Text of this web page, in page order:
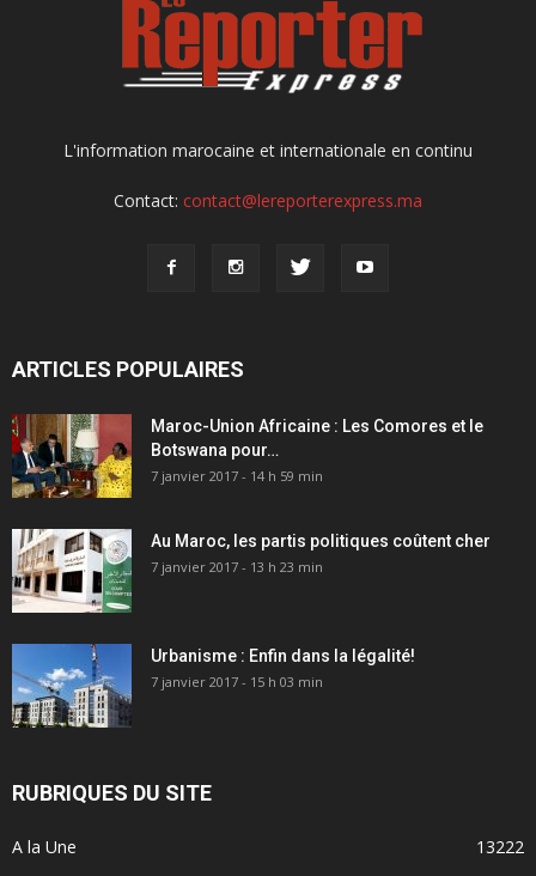
L'information marocaine et internationale en continu
Contact: contact@lereporterexpress.ma
ARTICLES POPULAIRES
Maroc-Union Africaine : Les Comores et le
Botswana pour…
7 janvier 2017 - 14 h 59 min
Au Maroc, les partis politiques coûtent cher
7 janvier 2017 - 13 h 23 min
Urbanisme : Enfin dans la légalité!
7 janvier 2017 - 15 h 03 min
RUBRIQUES DU SITE
A la Une
13222